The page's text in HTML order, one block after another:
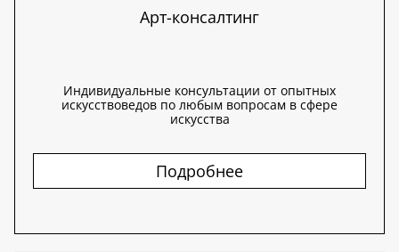
Арт-консалтинг
Индивидуальные консультации от опытных
искусствоведов по любым вопросам в сфере
искусства
Подробнее